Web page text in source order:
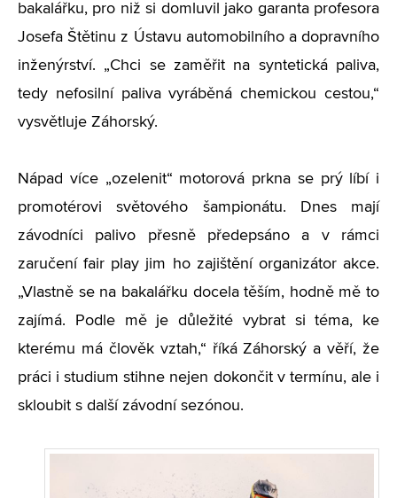
bakalářku, pro niž si domluvil jako garanta profesora
Josefa Štětinu z Ústavu automobilního a dopravního
inženýrství. „Chci se zaměřit na syntetická paliva,
tedy nefosilní paliva vyráběná chemickou cestou,“
vysvětluje Záhorský.
Nápad více „ozelenit“ motorová prkna se prý líbí i
promotérovi světového šampionátu. Dnes mají
závodníci palivo přesně předepsáno a v rámci
zaručení fair play jim ho zajištění organizátor akce.
„Vlastně se na bakalářku docela těším, hodně mě to
zajímá. Podle mě je důležité vybrat si téma, ke
kterému má člověk vztah,“ říká Záhorský a věří, že
práci i studium stihne nejen dokončit v termínu, ale i
skloubit s další závodní sezónou.